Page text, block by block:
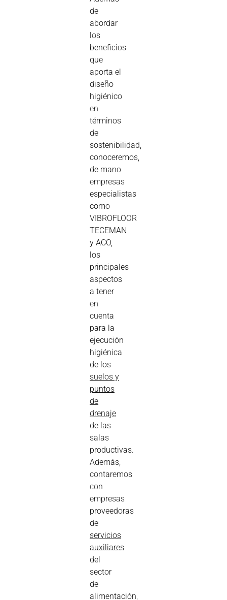
de
abordar
los
beneficios
que
aporta el
diseño
higiénico
en
términos
de
sostenibilidad,
conoceremos,
de mano
empresas
especialistas
como
VIBROFLOOR
TECEMAN
y ACO,
los
principales
aspectos
a tener
en
cuenta
para la
ejecución
higiénica
de los
suelos y
puntos
de
drenaje
de las
salas
productivas.
Además,
contaremos
con
empresas
proveedoras
de
servicios
auxiliares
del
sector
de
alimentación,